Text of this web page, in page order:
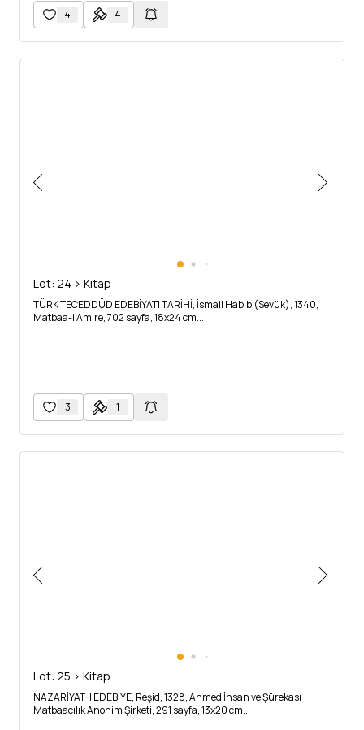
4 4
Lot: 24 > Kitap
TÜRK TECEDDÜD EDEBİYATI TARİHİ, İsmail Habib (Sevük), 1340,
Matbaa-i Amire, 702 sayfa, 18x24 cm...
3 1
Lot: 25 > Kitap
NAZARİYAT-I EDEBİYE, Reşid, 1328, Ahmed İhsan ve Şürekası
Matbaacılık Anonim Şirketi, 291 sayfa, 13x20 cm...